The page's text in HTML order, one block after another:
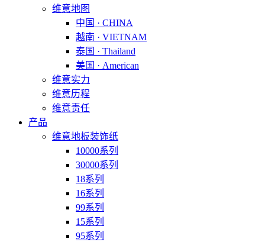
维意地图
中国 · CHINA
越南 · VIETNAM
泰国 · Thailand
美国 · American
维意实力
维意历程
维意责任
产品
维意地板装饰纸
10000系列
30000系列
18系列
16系列
99系列
15系列
95系列